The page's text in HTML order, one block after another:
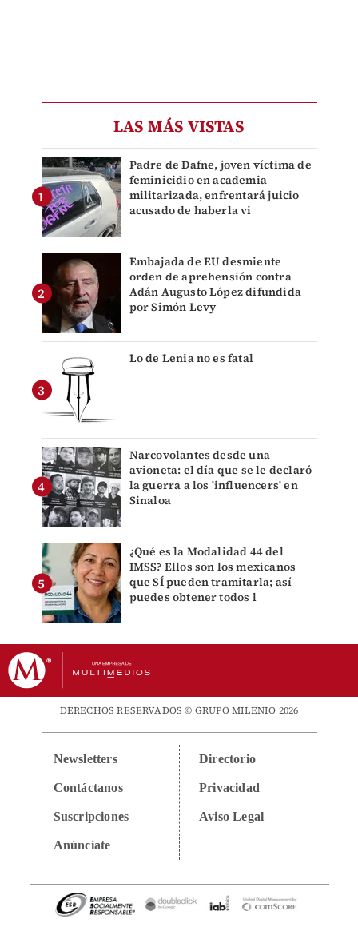
LAS MÁS VISTAS
Padre de Dafne, joven víctima de
feminicidio en academia
militarizada, enfrentará juicio
acusado de haberla vi
Embajada de EU desmiente
orden de aprehensión contra
Adán Augusto López difundida
por Simón Levy
Lo de Lenia no es fatal
Narcovolantes desde una
avioneta: el día que se le declaró
la guerra a los 'influencers' en
Sinaloa
¿Qué es la Modalidad 44 del
IMSS? Ellos son los mexicanos
que SÍ pueden tramitarla; así
puedes obtener todos l
DERECHOS RESERVADOS © GRUPO MILENIO 2026
Newsletters
Contáctanos
Suscripciones
Anúnciate
Directorio
Privacidad
Aviso Legal